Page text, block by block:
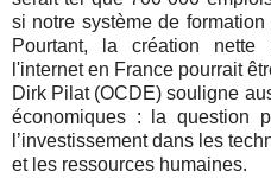
si notre système de
Pourtant, la création nette
l'internet en France pourrait
Dirk Pilat (OCDE) souligne
économiques : la question
l’investissement dans les
et les ressources humaines.